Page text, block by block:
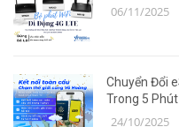
06/11/2025
Chuyển Đổi
Trong 5 Phút
24/10/2025